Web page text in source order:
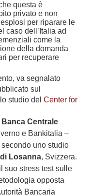
questa è
privato e non
per riparare le
caso dell’Italia ad
come la
della domanda
per recuperare
va segnalato
sul
studio del Center for
Banca Centrale
e Bankitalia –
uno studio
Losanna, Svizzera.
suo stress test sulle
opposta
Bancaria